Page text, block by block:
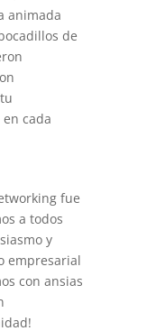
animada
de
cada
fue
a todos
y
empresarial
con ansias